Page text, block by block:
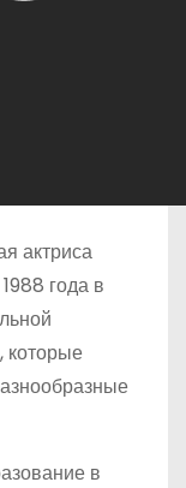
актриса
года в
которые
в